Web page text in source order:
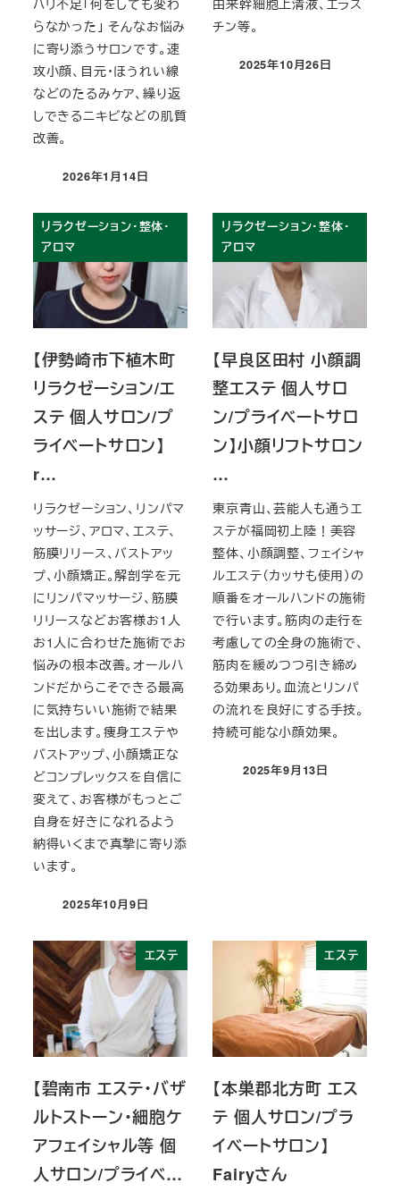
らなかった」 そんなお悩み
に寄り添うサロンです。速
攻小顔、目元・ほうれい線
などのたるみケア、繰り返
しできるニキビなどの肌質
改善。
投稿日
2026年1月14日
チン等。
投稿日
2025年10月26日
リラクゼーション・整体・
アロマ
【伊勢崎市下植木町
リラクゼーション/エ
ステ 個人サロン/プ
ライベートサロン】
r…
リラクゼーション、リンパマ
ッサージ、アロマ、エステ、
筋膜リリース、バストアッ
プ、小顔矯正。解剖学を元
にリンパマッサージ、筋膜
リリースなどお客様お1人
お1人に合わせた施術でお
悩みの根本改善。オールハ
ンドだからこそできる最高
に気持ちいい施術で結果
を出します。痩身エステや
バストアップ、小顔矯正な
どコンプレックスを自信に
変えて、お客様がもっとご
自身を好きになれるよう
納得いくまで真摯に寄り添
います。
投稿日
2025年10月9日
リラクゼーション・整体・
アロマ
【早良区田村 小顔調
整エステ 個人サロ
ン/プライベートサロ
ン】小顔リフトサロン
…
東京青山、芸能人も通うエ
ステが福岡初上陸！美容
整体、小顔調整、フェイシャ
ルエステ（カッサも使用）の
順番をオールハンドの施術
で行います。筋肉の走行を
考慮しての全身の施術で、
筋肉を緩めつつ引き締め
る効果あり。血流とリンパ
の流れを良好にする手技。
持続可能な小顔効果。
投稿日
2025年9月13日
エステ
【碧南市 エステ・バザ
ルトストーン・細胞ケ
アフェイシャル等 個
人サロン/プライベ…
エステ
【本巣郡北方町 エス
テ 個人サロン/プラ
イベートサロン】
Fairyさん